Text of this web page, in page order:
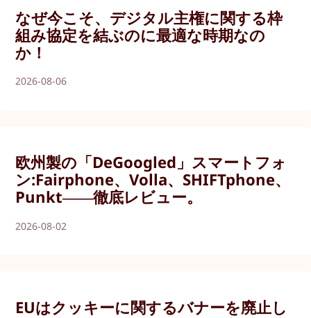
なぜ今こそ、デジタル主権に関する枠
組み協定を結ぶのに最適な時期なの
か！
2026-08-06
欧州製の「DeGoogled」スマートフォ
ン:Fairphone、Volla、SHIFTphone、
Punkt――徹底レビュー。
2026-08-02
EUはクッキーに関するバナーを廃止し